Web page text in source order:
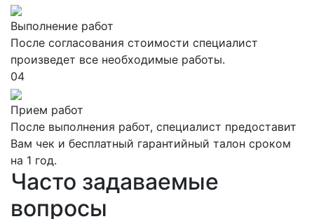
Выполнение работ
После согласования стоимости специалист
произведет все необходимые работы.
04
Прием работ
После выполнения работ, специалист предоставит
Вам чек и бесплатный гарантийный талон сроком
на 1 год.
Часто задаваемые
вопросы